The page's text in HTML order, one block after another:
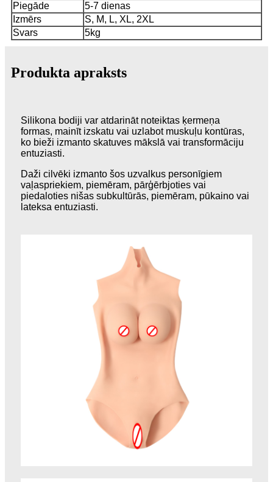
Piegāde
5-7 dienas
Izmērs
S, M, L, XL, 2XL
Svars
5kg
Produkta apraksts
Silikona bodiji var atdarināt noteiktas ķermeņa
formas, mainīt izskatu vai uzlabot muskuļu kontūras,
ko bieži izmanto skatuves mākslā vai transformāciju
entuziasti.
Daži cilvēki izmanto šos uzvalkus personīgiem
vaļaspriekiem, piemēram, pārģērbjoties vai
piedaloties nišas subkultūrās, piemēram, pūkaino vai
lateksa entuziasti.